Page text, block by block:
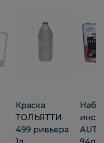
Краска
ТОЛЬЯТТИ
499 ривьера